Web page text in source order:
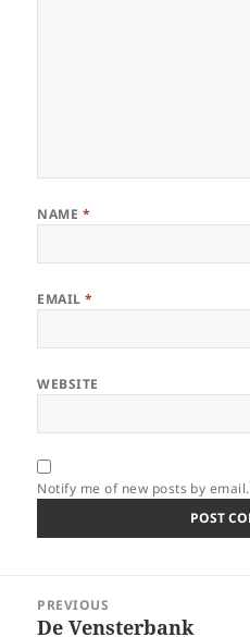
NAME *
EMAIL*
WEBSITE
Notify me of new posts by email.
navigation
PREVIOUS
Previous
De Vensterbank